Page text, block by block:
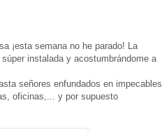
¡esta semana no he parado! La
instalada y acostumbrándome a
señores enfundados en impecables
oficinas,... y por supuesto